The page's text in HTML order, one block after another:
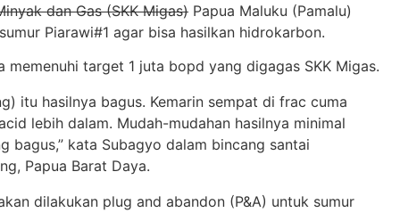
dan Gas (SKK Migas) Papua Maluku (Pamalu)
Piarawi#1 agar bisa hasilkan hidrokarbon.
target 1 juta bopd yang digagas SKK Migas.
itu hasilnya bagus. Kemarin sempat di frac cuma
lebih dalam. Mudah-mudahan hasilnya minimal
bagus,” kata Subagyo dalam bincang santai
Papua Barat Daya.
dilakukan plug and abandon (P&A) untuk sumur